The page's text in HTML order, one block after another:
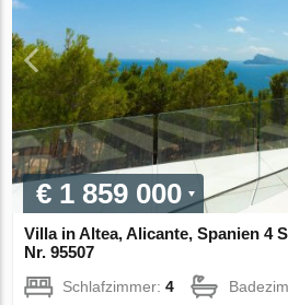
€ 1 859 000
Villa in Altea, Alicante, Spanien 4
Nr. 95507
Schlafzimmer:4